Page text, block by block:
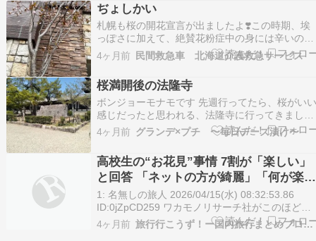
す。東海道には無かったような気がしましたが、
…
ぢょしかい
札幌も桜の開花宣言が出ましたよ❣️この時期、埃
っぽさに加えて、絶賛花粉症中の身には辛いので
すが、一斉に緑が芽吹いて花が咲くこの季節は一
番好きです。白いのはゴブシ。クロッカスレンギ
ョウバスを乗り間違えてしまい、天敵の白樺並木
を歩く羽目に…このぶら下がっているのが、白樺
の花です??…
4ヶ月前 民間救急車 北海道介護救急サービス
桜満開後の法隆寺
ボンジョーモナモです 先週行ってたら、桜がいい
感じだったと思われる、法隆寺に行ってきました
ほぼ葉桜だったけど、一画は満開 そのあと、長谷
寺にも行きたかったけど、1時間半とかかかるし
断念・・・グランデの仕事の下見で行ったんだけ
ど、しっかりガイドしてもらったら2時間以上か
かるし、め…
4ヶ月前 グランデ×プチ 〜毎日チーズ漬け〜
高校生の“お花見”事情 7割が「楽しい」
と回答 「ネットの方が綺麗」「何が楽し
いの」と厳しい意見も
1: 名無しの旅人 2026/04/15(水) 08:32:53.86
ID:0jZpCD259 ワカモノリサーチ社がこのほど、
全国の15～19歳の男女288人に対して「花見は楽
しいと思いますか？」というアンケートを実施し
4ヶ月前 旅行行こうず！ー国内旅行まとめブログー